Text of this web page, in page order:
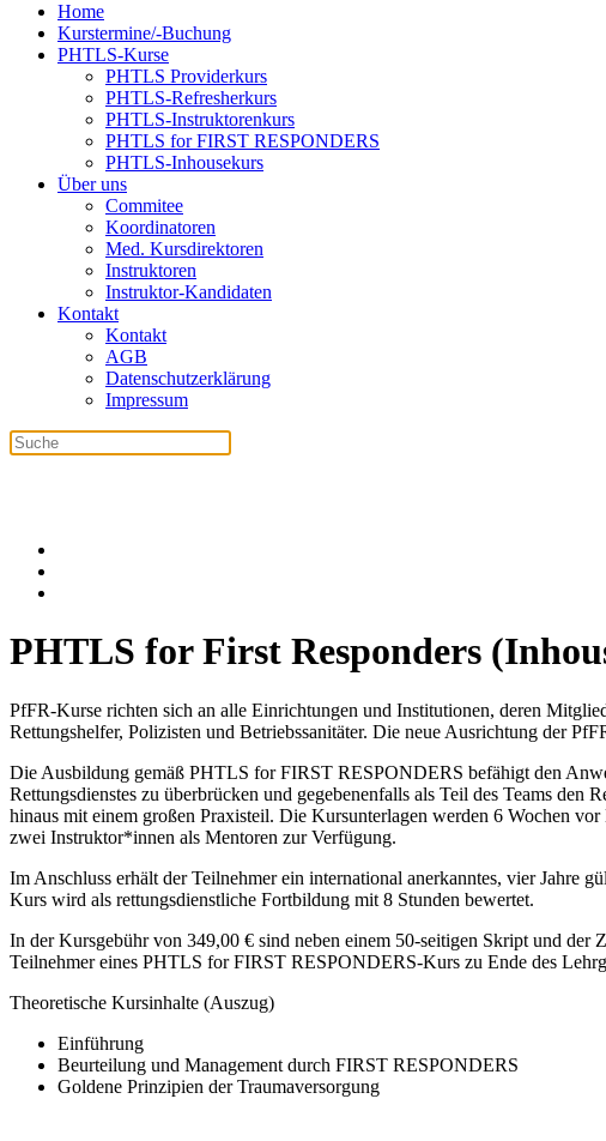
Home
Kurstermine/-Buchung
PHTLS-Kurse
PHTLS Providerkurs
PHTLS-Refresherkurs
PHTLS-Instruktorenkurs
PHTLS for FIRST RESPONDERS
PHTLS-Inhousekurs
Über uns
Commitee
Koordinatoren
Med. Kursdirektoren
Instruktoren
Instruktor-Kandidaten
Kontakt
Kontakt
AGB
Datenschutzerklärung
Impressum
PHTLS for First Responders
PfFR-Kurse richten sich an alle Einrichtungen und Institutionen, deren
Rettungshelfer, Polizisten und Betriebssanitäter. Die neue Ausrichtung der
Die Ausbildung gemäß PHTLS for FIRST RESPONDERS befähigt den
Rettungsdienstes zu überbrücken und gegebenenfalls als Teil des Teams
hinaus mit einem großen Praxisteil. Die Kursunterlagen werden 6 Wochen
zwei Instruktor*innen als Mentoren zur Verfügung.
Im Anschluss erhält der Teilnehmer ein international anerkanntes, vier
Kurs wird als rettungsdienstliche Fortbildung mit 8 Stunden bewertet.
In der Kursgebühr von 349,00 € sind neben einem 50-seitigen Skript und der
Teilnehmer eines PHTLS for FIRST RESPONDERS-Kurs zu Ende des
Theoretische Kursinhalte (Auszug)
Einführung
Beurteilung und Management durch FIRST RESPONDERS
Goldene Prinzipien der Traumaversorgung